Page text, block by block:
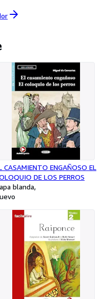
CASAMIENTO ENGAÑOSO EL
DE LOS PERROS
blanda